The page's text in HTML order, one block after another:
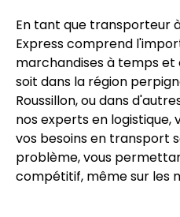
En tant que transporteur
Express comprend
marchandises à temps
soit dans la région
Roussillon, ou dans
nos experts en logistique,
vos besoins en transport
problème, vous
compétitif, même sur les